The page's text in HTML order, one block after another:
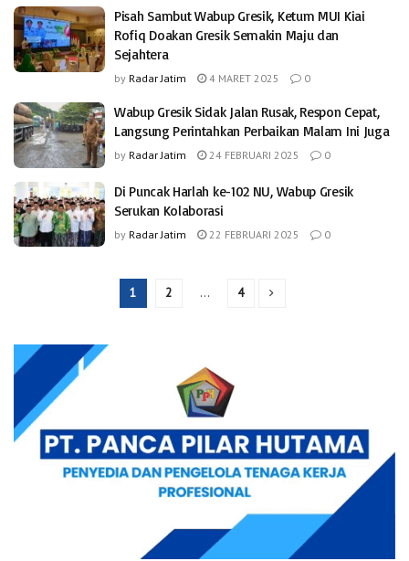
Pisah Sambut Wabup Gresik, Ketum MUI Kiai
Rofiq Doakan Gresik Semakin Maju dan
Sejahtera
by Radar Jatim 4 MARET 2025 0
Wabup Gresik Sidak Jalan Rusak, Respon Cepat,
Langsung Perintahkan Perbaikan Malam Ini Juga
by Radar Jatim 24 FEBRUARI 2025 0
Di Puncak Harlah ke-102 NU, Wabup Gresik
Serukan Kolaborasi
by Radar Jatim 22 FEBRUARI 2025 0
1 2 … 4